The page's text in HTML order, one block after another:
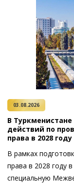
03.08.2026
В
действий по
права в 2028 году
В рамках
права в 2028 году
специальную